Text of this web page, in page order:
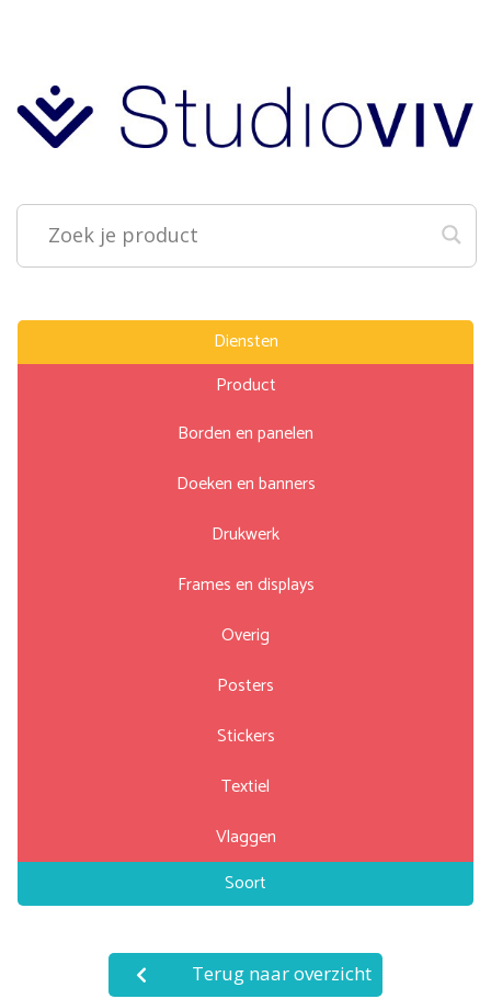
Diensten
Product
Borden en panelen
Doeken en banners
Drukwerk
Frames en displays
Overig
Posters
Stickers
Textiel
Vlaggen
Soort
Terug naar overzicht